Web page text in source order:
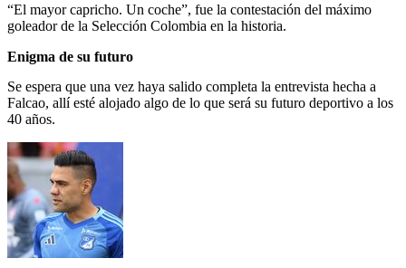
“El mayor capricho. Un coche”, fue la contestación del máximo
goleador de la Selección Colombia en la historia.
Enigma de su futuro
Se espera que una vez haya salido completa la entrevista hecha a
Falcao, allí esté alojado algo de lo que será su futuro deportivo a los
40 años.